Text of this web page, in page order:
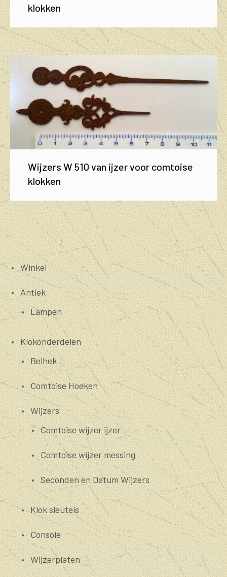
klokken
Wijzers W 510 van ijzer voor comtoise
klokken
Winkel
Antiek
Lampen
Klokonderdelen
Belhek
Comtoise Hoeken
Wijzers
Comtoise wijzer ijzer
Comtoise wijzer messing
Seconden en Datum Wijzers
Klok sleutels
Console
Wijzerplaten